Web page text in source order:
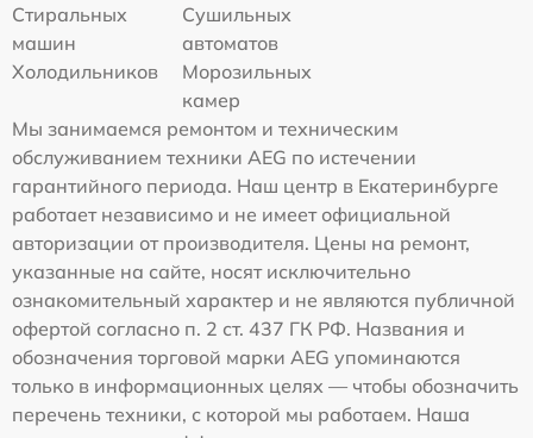
Стиральных
машин
Сушильных
автоматов
Холодильников
Морозильных
камер
Мы занимаемся ремонтом и техническим
обслуживанием техники AEG по истечении
гарантийного периода. Наш центр в Екатеринбурге
работает независимо и не имеет официальной
авторизации от производителя. Цены на ремонт,
указанные на сайте, носят исключительно
ознакомительный характер и не являются публичной
офертой согласно п. 2 ст. 437 ГК РФ. Названия и
обозначения торговой марки AEG упоминаются
только в информационных целях — чтобы обозначить
перечень техники, с которой мы работаем. Наша